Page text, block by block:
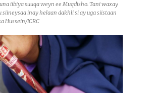
iibiya suuqa weyn ee Muqdisho. Tani waxay
siineysaa inay helaan dakhli si ay uga siistaan
Hussein/ICRC